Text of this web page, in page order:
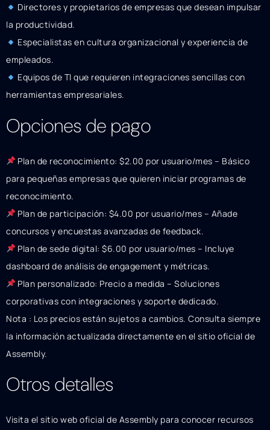
Directores y propietarios de empresas que desean impulsar
la productividad.
Especialistas en cultura organizacional y experiencia de
empleados.
Equipos de TI que requieren integraciones sencillas con
herramientas empresariales.
Opciones de pago
Plan de reconocimiento: $2.00 por usuario/mes – Básico
para pequeñas empresas que quieren iniciar programas de
reconocimiento.
Plan de participación: $4.00 por usuario/mes – Añade
concursos y encuestas avanzadas de feedback.
Plan de sede digital: $6.00 por usuario/mes – Incluye
dashboard de análisis de engagement y métricas.
Plan personalizado: Precio a medida – Soluciones
corporativas con integraciones y soporte dedicado.
Nota : Los precios están sujetos a cambios. Consulta siempre
la información actualizada directamente en el sitio oficial de
Assembly.
Otros detalles
Visita el sitio web oficial de Assembly para conocer recursos